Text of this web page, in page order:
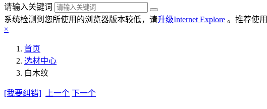
请输入关键词
系统检测到您所使用的浏览器版本较低，请升级Internet Explore 。推荐使用
×
首页
选材中心
白木纹
[我要纠错] 上一个 下一个